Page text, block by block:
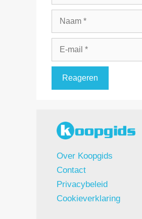
Naam
Over Koopgids
Contact
Privacybeleid
Cookieverklaring